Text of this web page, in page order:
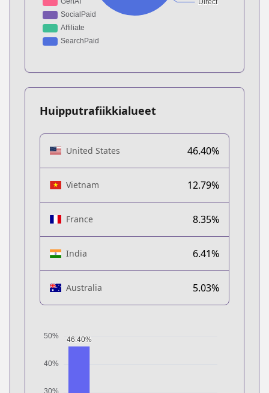
Huipputrafiikkialueet
United States 46.40%
Vietnam 12.79%
France 8.35%
India 6.41%
Australia 5.03%